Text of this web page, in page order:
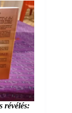
révélés: